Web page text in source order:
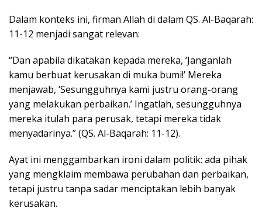
Dalam konteks ini, firman Allah di dalam QS. Al-Baqarah:
11-12 menjadi sangat relevan:
“Dan apabila dikatakan kepada mereka, ‘Janganlah
kamu berbuat kerusakan di muka bumi!’ Mereka
menjawab, ‘Sesungguhnya kami justru orang-orang
yang melakukan perbaikan.’ Ingatlah, sesungguhnya
mereka itulah para perusak, tetapi mereka tidak
menyadarinya.” (QS. Al-Baqarah: 11-12).
Ayat ini menggambarkan ironi dalam politik: ada pihak
yang mengklaim membawa perubahan dan perbaikan,
tetapi justru tanpa sadar menciptakan lebih banyak
kerusakan.